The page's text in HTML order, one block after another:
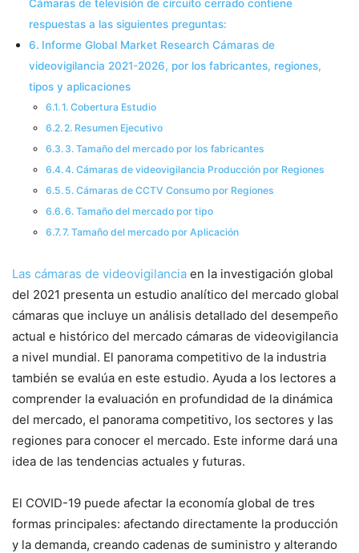
Cámaras de televisión de circuito cerrado contiene
respuestas a las siguientes preguntas:
Informe Global Market Research Cámaras de
videovigilancia 2021-2026, por los fabricantes, regiones,
tipos y aplicaciones
1. Cobertura Estudio
2. Resumen Ejecutivo
3. Tamaño del mercado por los fabricantes
4. Cámaras de videovigilancia Producción por Regiones
5. Cámaras de CCTV Consumo por Regiones
6. Tamaño del mercado por tipo
7. Tamaño del mercado por Aplicación
Las cámaras de videovigilancia en la investigación global
del 2021 presenta un estudio analítico del mercado global
cámaras que incluye un análisis detallado del desempeño
actual e histórico del mercado cámaras de videovigilancia
a nivel mundial. El panorama competitivo de la industria
también se evalúa en este estudio. Ayuda a los lectores a
comprender la evaluación en profundidad de la dinámica
del mercado, el panorama competitivo, los sectores y las
regiones para conocer el mercado. Este informe dará una
idea de las tendencias actuales y futuras.
El COVID-19 puede afectar la economía global de tres
formas principales: afectando directamente la producción
y la demanda, creando cadenas de suministro y alterando